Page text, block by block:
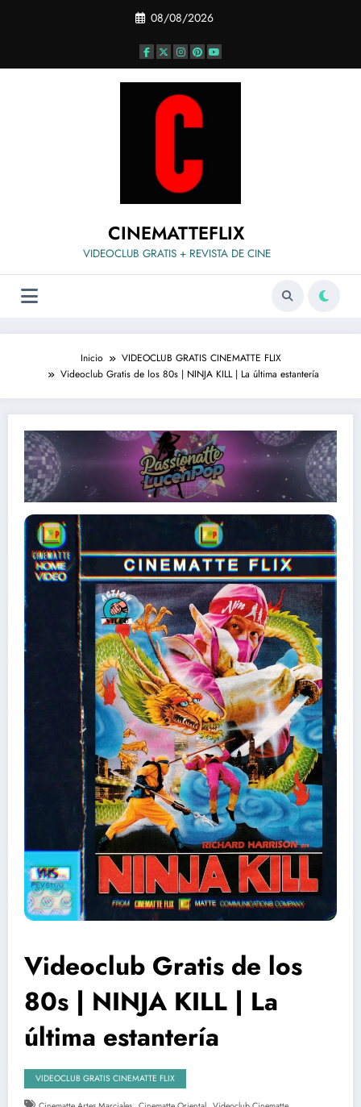
08/08/2026
CINEMATTEFLIX
VIDEOCLUB GRATIS + REVISTA DE CINE
Inicio
VIDEOCLUB GRATIS CINEMATTE FLIX
Videoclub Gratis de los 80s | NINJA KILL | La última estantería
Videoclub Gratis de los
80s | NINJA KILL | La
última estantería
VIDEOCLUB GRATIS CINEMATTE FLIX